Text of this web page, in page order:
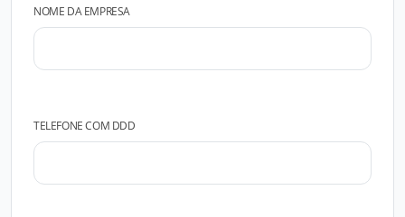
NOME DA EMPRESA
TELEFONE COM DDD